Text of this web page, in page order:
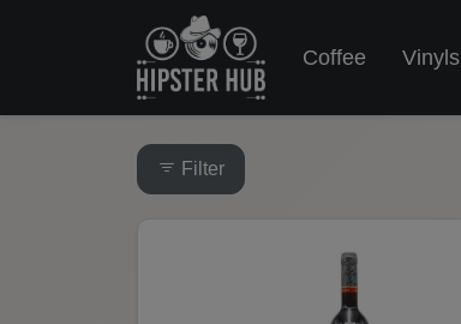
Coffee Vinyls
Filter